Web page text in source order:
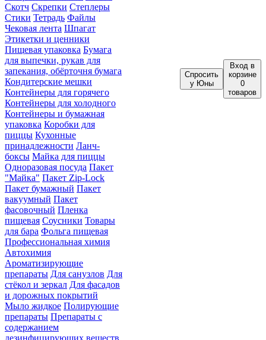
Скотч Скрепки Степлеры
Стики Тетрадь Файлы
Чековая лента Шпагат
Этикетки и ценники
Пищевая упаковка Бумага
для выпечки, рукав для
запекания, обёрточня бумага
Кондитерские мешки
Контейнеры для горячего
Контейнеры для холодного
Контейнеры и бумажная
упаковка Коробки для
пиццы Кухонные
принадлежности Ланч-
боксы Майка для пиццы
Одноразовая посуда Пакет
"Майка" Пакет Zip-Lock
Пакет бумажный Пакет
вакуумный Пакет
фасовочный Пленка
пищевая Соусники Товары
для бара Фольга пищевая
Профессиональная химия
Автохимия
Ароматизирующие
препараты Для санузлов Для
стёкол и зеркал Для фасадов
и дорожных покрытий
Мыло жидкое Полирующие
препараты Препараты с
содержанием
дезинфицирующих веществ
Спросить
у Юны
Вход в
корзине
0
товаров